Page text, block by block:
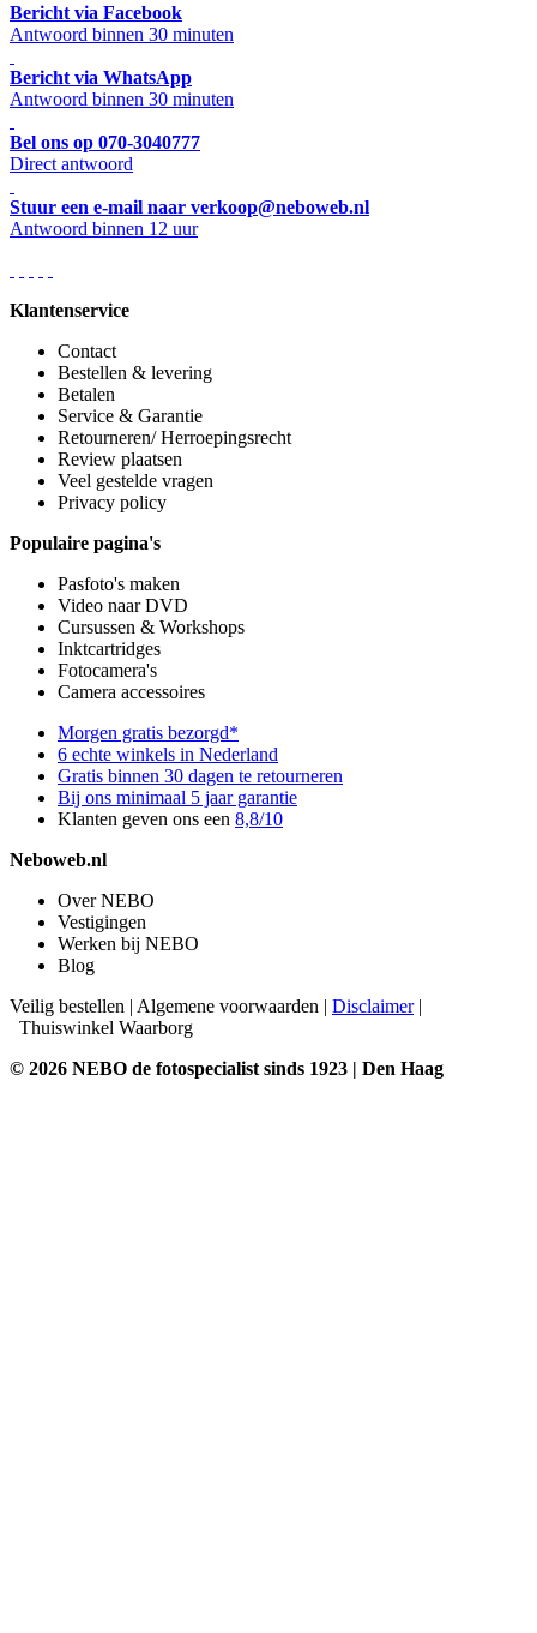
Bericht via Facebook
Antwoord binnen 30 minuten
Bericht via WhatsApp
Antwoord binnen 30 minuten
Bel ons op 070-3040777
Direct antwoord
Stuur een e-mail naar verkoop@neboweb.nl
Antwoord binnen 12 uur
Klantenservice
Contact
Bestellen & levering
Betalen
Service & Garantie
Retourneren/ Herroepingsrecht
Review plaatsen
Veel gestelde vragen
Privacy policy
Populaire pagina's
Pasfoto's maken
Video naar DVD
Cursussen & Workshops
Inktcartridges
Fotocamera's
Camera accessoires
Morgen gratis bezorgd*
6 echte winkels in Nederland
Gratis binnen 30 dagen te retourneren
Bij ons minimaal 5 jaar garantie
Klanten geven ons een 8,8/10
Neboweb.nl
Over NEBO
Vestigingen
Werken bij NEBO
Blog
Veilig bestellen | Algemene voorwaarden | Disclaimer|
Thuiswinkel Waarborg
© 2026 NEBO de fotospecialist sinds 1923 | Den Haag